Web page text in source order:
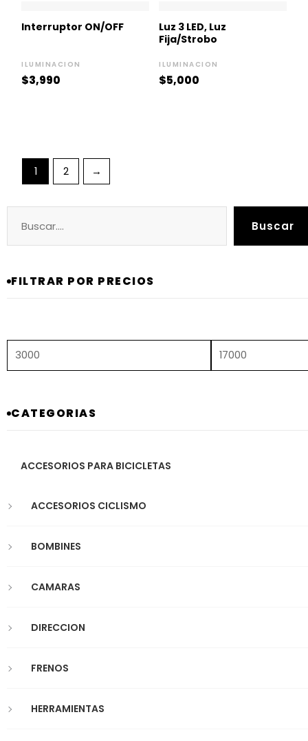
Buscar
FILTRAR POR PRECIOS
CATEGORIAS
ACCESORIOS PARA BICICLETAS
ACCESORIOS CICLISMO
BOMBINES
CAMARAS
DIRECCION
FRENOS
HERRAMIENTAS
Interruptor ON/OFF
ILUMINACION
$3,990
Luz 3 LED, Luz
Fija/Strobo
ILUMINACION
$5,000
1 2 →